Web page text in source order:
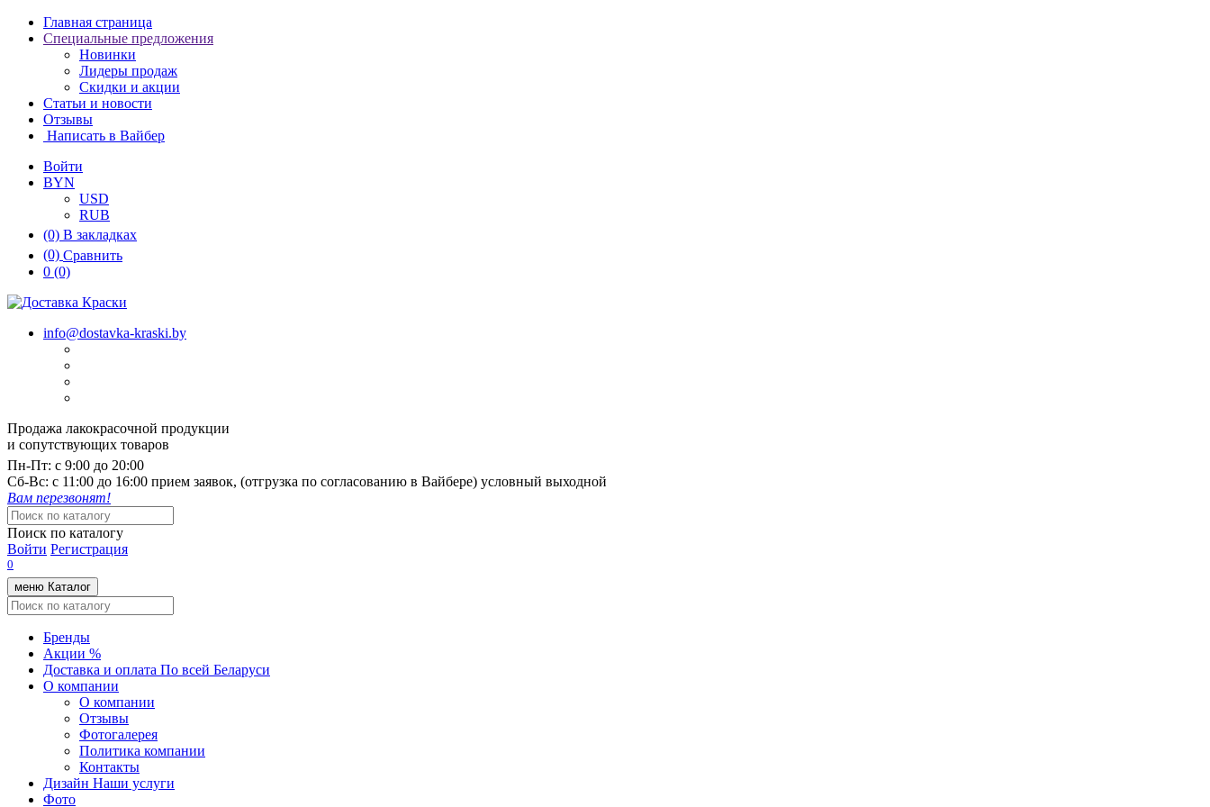
Главная страница
Специальные предложения
Новинки
Лидеры продаж
Скидки и акции
Статьи и новости
Отзывы
Написать в Вайбер
Войти
BYN
USD
RUB
(0) В закладках
(0) Сравнить
0 (0)
info@dostavka-kraski.by
Продажа лакокрасочной продукции
и сопутствующих товаров
Пн-Пт: с 9:00 до 20:00
Cб-Вс: с 11:00 до 16:00 прием заявок, (отгрузка по согласованию в Вайбере) условный выходной
Вам перезвонят!
Поиск по каталогу
Войти Регистрация
0
меню Каталог
Бренды
Акции %
Доставка и оплата По всей Беларуси
О компании
О компании
Отзывы
Фотогалерея
Политика компании
Контакты
Дизайн Наши услуги
Фото